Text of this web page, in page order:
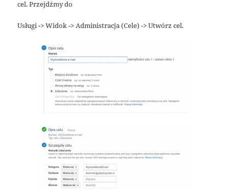
cel. Przejdźmy do
Usługi -> Widok -> Administracja (Cele) -> Utwórz cel.